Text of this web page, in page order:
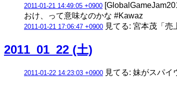
2011-01-21 14:49:05 +0900
おけ、って意味なのかな #Kawaz
2011-01-21 17:06:47 +0900 見てる: 宮本茂「
2011_01_22 (土)
2011-01-22 14:23:03 +0900 見てる: 妹がスパ